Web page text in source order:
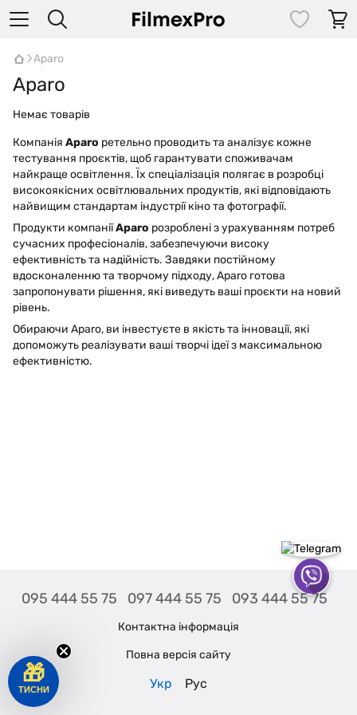
Aparo
Aparo
Немає товарів
Компанія Aparo ретельно проводить та аналізує кожне
тестування проєктів, щоб гарантувати споживачам
найкраще освітлення. Їх спеціалізація полягає в розробці
високоякісних освітлювальних продуктів, які відповідають
найвищим стандартам індустрії кіно та фотографії.
Продукти компаніїAparo розроблені з урахуванням потреб
сучасних професіоналів, забезпечуючи високу
ефективність та надійність. Завдяки постійному
вдосконаленню та творчому підходу, Aparo готова
запропонувати рішення, які виведуть ваші проєкти на новий
рівень.
Обираючи Aparo, ви інвестуєте в якість та інновації, які
допоможуть реалізувати ваші творчі ідеї з максимальною
ефективністю.
095 444 55 75 097 444 55 75 093 444 55 75
Контактна інформація
Повна версія сайту
Укр Рус
🎁
ТИСНИ